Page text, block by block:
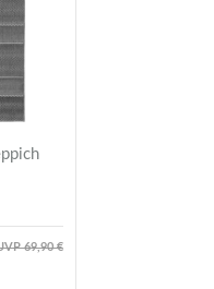
69,90 €